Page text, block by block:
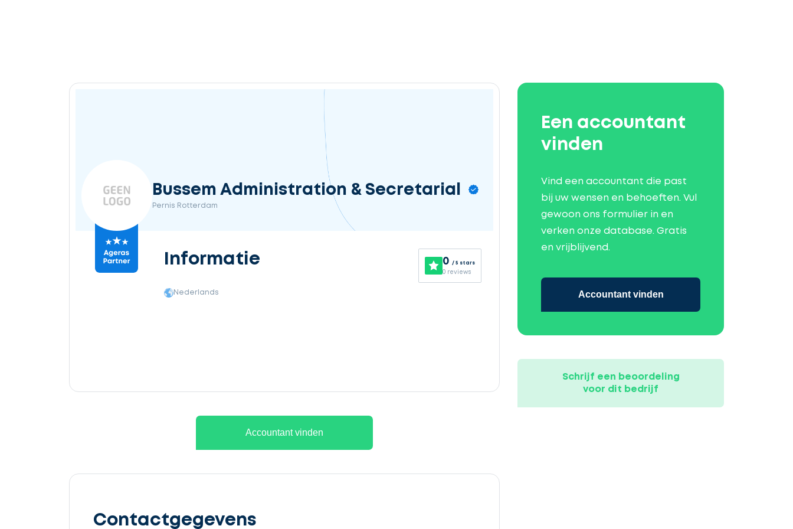
Bussem Administration & Secretarial
Pernis Rotterdam
0 / 5 stars
0 reviews
Informatie
Nederlands
Accountant vinden
Contactgegevens
Een accountant
vinden
Vind een accountant die past
bij uw wensen en behoeften. Vul
gewoon ons formulier in en
verken onze database. Gratis
en vrijblijvend.
Accountant vinden
Schrijf een beoordeling
voor dit bedrijf